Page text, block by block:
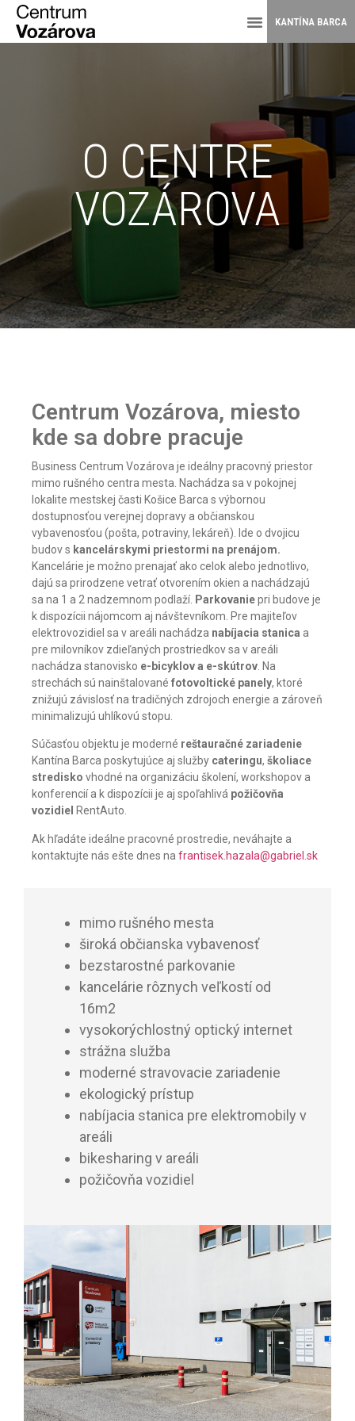
KANTÍNA BARCA
O CENTRE
VOZÁROVA
Centrum Vozárova, miesto
kde sa dobre pracuje
Business Centrum Vozárova je ideálny pracovný priestor
mimo rušného centra mesta. Nachádza sa v pokojnej
lokalite mestskej časti Košice Barca s výbornou
dostupnosťou verejnej dopravy a občianskou
vybavenosťou (pošta, potraviny, lekáreň). Ide o dvojicu
budov s kancelárskymi priestormi na prenájom.
Kancelárie je možno prenajať ako celok alebo jednotlivo,
dajú sa prirodzene vetrať otvorením okien a nachádzajú
sa na 1 a 2 nadzemnom podlaží. Parkovaniepri budove je
k dispozícii nájomcom aj návštevníkom. Pre majiteľov
elektrovozidiel sa v areáli nachádza nabíjacia stanica a
pre milovníkov zdieľaných prostriedkov sa v areáli
nachádza stanovisko e-bicyklov a e-skútrov . Na
strechách sú nainštalované fotovoltické panely, ktoré
znižujú závislosť na tradičných zdrojoch energie a zároveň
minimalizujú uhlíkovú stopu.
Súčasťou objektu je moderné reštauračné zariadenie
Kantína Barca poskytujúce aj služby cateringu, školiace
stredisko vhodné na organizáciu školení, workshopov a
konferencií a k dispozícii je aj spoľahlivá požičovňa
vozidiel RentAuto.
Ak hľadáte ideálne pracovné prostredie, neváhajte a
kontaktujte nás ešte dnes na frantisek.hazala@gabriel.sk
mimo rušného mesta
široká občianska vybavenosť
bezstarostné parkovanie
kancelárie rôznych veľkostí od
16m2
vysokorýchlostný optický internet
strážna služba
moderné stravovacie zariadenie
ekologický prístup
nabíjacia stanica pre elektromobily v
areáli
bikesharing v areáli
požičovňa vozidiel